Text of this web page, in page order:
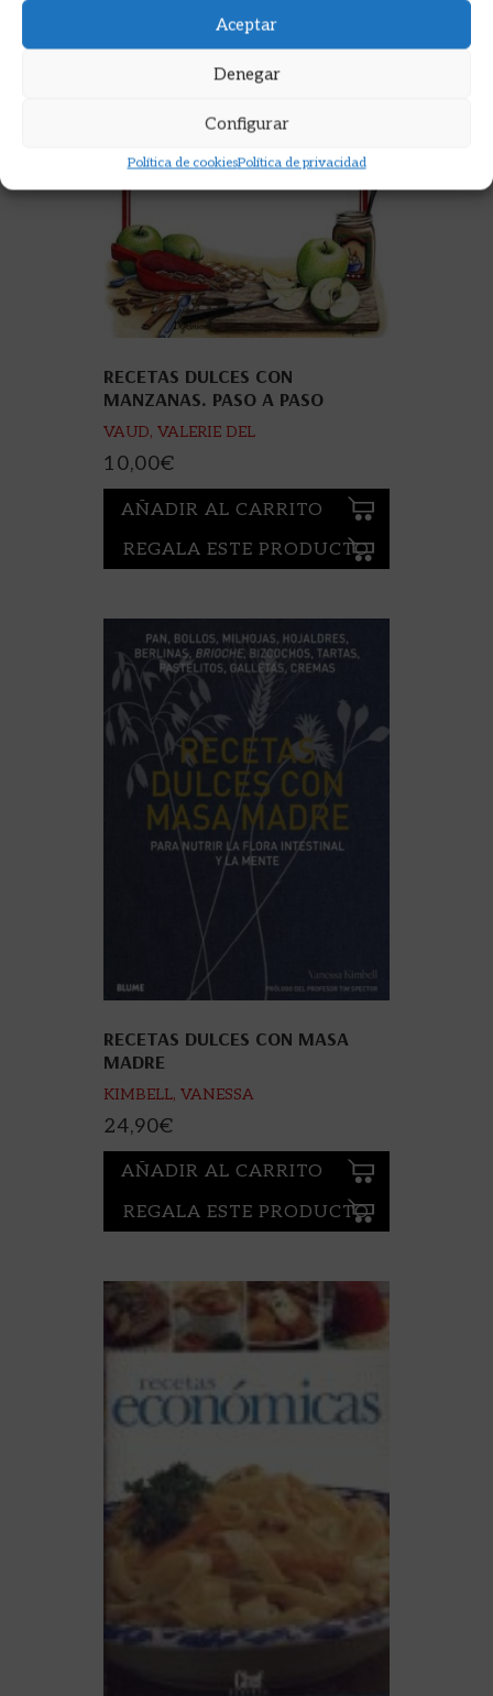
Aceptar
Denegar
Configurar
Política de cookiesPolítica de privacidad
RECETAS DULCES CON
MANZANAS. PASO A PASO
VAUD, VALERIE DEL
10,00€
AÑADIR AL CARRITO
REGALA ESTE PRODUCTO
RECETAS DULCES CON MASA
MADRE
KIMBELL, VANESSA
24,90€
AÑADIR AL CARRITO
REGALA ESTE PRODUCTO